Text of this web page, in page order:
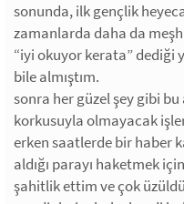
sonunda, ilk gençlik
zamanlarda daha da
“iyi okuyor kerata” dediği
bile almıştım.
sonra her güzel şey gibi
korkusuyla olmayacak
erken saatlerde bir haber
aldığı parayı haketmek
şahitlik ettim ve çok